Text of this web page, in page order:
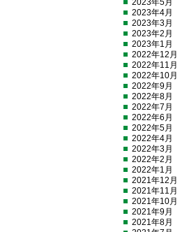
2023年5月
2023年4月
2023年3月
2023年2月
2023年1月
2022年12月
2022年11月
2022年10月
2022年9月
2022年8月
2022年7月
2022年6月
2022年5月
2022年4月
2022年3月
2022年2月
2022年1月
2021年12月
2021年11月
2021年10月
2021年9月
2021年8月